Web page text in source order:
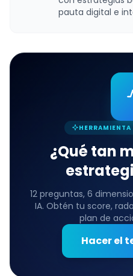
pauta digital e
¿Qué tan
12 preguntas, 6
IA. Obtén tu score,
plan de
Hacer el